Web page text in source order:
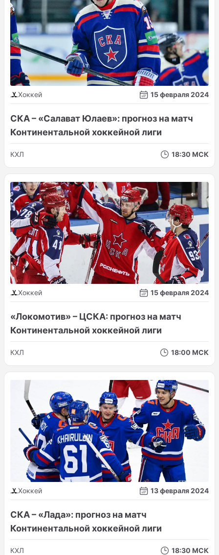
Хоккей 15 февраля 2024
СКА – «Салават Юлаев»: прогноз на матч
Континентальной хоккейной лиги
КХЛ 18:30 МСК
Хоккей 15 февраля 2024
«Локомотив» – ЦСКА: прогноз на матч
Континентальной хоккейной лиги
КХЛ 18:00 МСК
Хоккей 13 февраля 2024
СКА – «Лада»: прогноз на матч
Континентальной хоккейной лиги
КХЛ 18:30 МСК